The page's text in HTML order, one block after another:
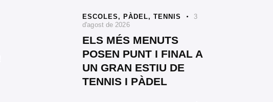
ESCOLES,PÀDEL,TENNIS
3
d'agost de 2026
ELS MÉS MENUTS
POSEN PUNT I FINAL A
UN GRAN ESTIU DE
TENNIS I PÀDEL